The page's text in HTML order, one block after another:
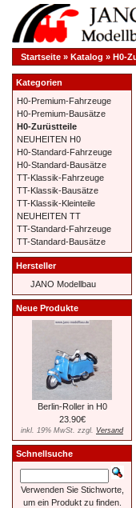
Startseite » Katalog » H0-
Kategorien
H0-Premium-Fahrzeuge
H0-Premium-Bausätze
H0-Zurüstteile
NEUHEITEN H0
H0-Standard-Fahrzeuge
H0-Standard-Bausätze
TT-Klassik-Fahrzeuge
TT-Klassik-Bausätze
TT-Klassik-Kleinteile
NEUHEITEN TT
TT-Standard-Fahrzeuge
TT-Standard-Bausätze
Hersteller
JANO Modellbau
Neue Produkte
Berlin-Roller in H0
23.90€
inkl. 19% MwSt. zzgl. Versand
Schnellsuche
Verwenden Sie Stichworte,
um ein Produkt zu finden.